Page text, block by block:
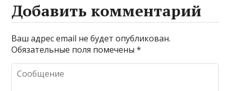
Добавить комментарий
Ваш адрес email не будет опубликован.
Обязательные поля помечены*